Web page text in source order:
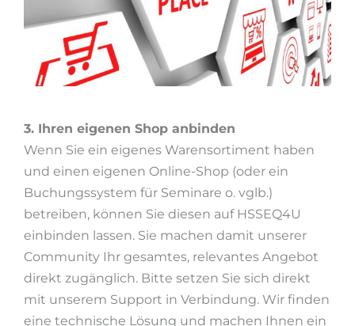
3. Ihren eigenen Shop anbinden
Wenn Sie ein eigenes Warensortiment haben
und einen eigenen Online-Shop (oder ein
Buchungssystem für Seminare o. vglb.)
betreiben, können Sie diesen auf HSSEQ4U
einbinden lassen. Sie machen damit unserer
Community Ihr gesamtes, relevantes Angebot
direkt zugänglich. Bitte setzen Sie sich direkt
mit unserem Support in Verbindung. Wir finden
eine technische Lösung und machen Ihnen ein